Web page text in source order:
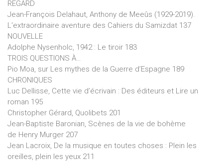
REGARD
Jean-François Delahaut, Anthony de Meeûs (1929-2019).
L’extraordinaire aventure des Cahiers du Samizdat 137
NOUVELLE
Adolphe Nysenholc, 1942 : Le tiroir 183
TROIS QUESTIONS À…
Pio Moa, sur Les mythes de la Guerre d’Espagne 189
CHRONIQUES
Luc Dellisse, Cette vie d’écrivain : Des éditeurs et Lire un
roman 195
Christopher Gérard, Quolibets 201
Jean-Baptiste Baronian, Scènes de la vie de bohème
de Henry Murger 207
Jean Lacroix, De la musique en toutes choses : Plein les
oreilles, plein les yeux 211